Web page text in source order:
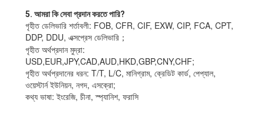
5. আমরা কি সেবা প্রদান করতে পারি?
গৃহীত ডেলিভারি শর্তাবলী: FOB, CFR, CIF, EXW, CIP, FCA, CPT,
DDP, DDU, এক্সপ্রেস ডেলিভারি；
গৃহীত অর্থপ্রদান মুদ্রা:
USD,EUR,JPY,CAD,AUD,HKD,GBP,CNY,CHF;
গৃহীত অর্থপ্রদানের ধরন: T/T, L/C, মানিগ্রাম, ক্রেডিট কার্ড, পেপ্যাল,
ওয়েস্টার্ন ইউনিয়ন, নগদ, এসক্রো;
কথ্য ভাষা: ইংরেজি, চীনা, স্প্যানিশ, ফরাসি